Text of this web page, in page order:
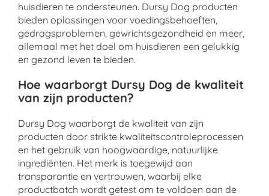
huisdieren te ondersteunen. Dursy Dog producten
bieden oplossingen voor voedingsbehoeften,
gedragsproblemen, gewrichtsgezondheid en meer,
allemaal met het doel om huisdieren een gelukkig
en gezond leven te bieden.
Hoe waarborgt Dursy Dog de kwaliteit
van zijn producten?
Dursy Dog waarborgt de kwaliteit van zijn
producten door strikte kwaliteitscontroleprocessen
en het gebruik van hoogwaardige, natuurlijke
ingrediënten. Het merk is toegewijd aan
transparantie en vertrouwen, waarbij elke
productbatch wordt getest om te voldoen aan de